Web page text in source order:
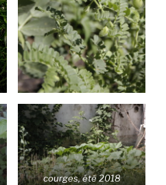
courges, été 2018